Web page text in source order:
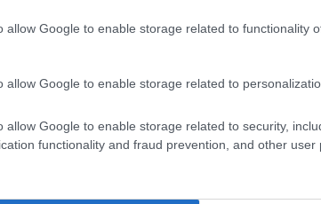
allow Google to enable storage related to functionality
allow Google to enable storage related to
allow Google to enable storage related to security,
functionality and fraud prevention, and other user
με τον Παντελή Παντελίδη -